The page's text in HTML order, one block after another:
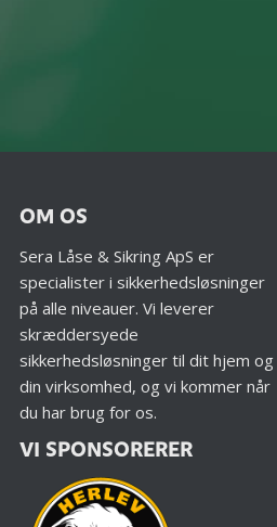
OM OS
​Sera Låse & Sikring ApS er
specialister i sikkerhedsløsninger
på alle niveauer. Vi leverer
skræddersyede
sikkerhedsløsninger til dit hjem og
din virksomhed, og vi kommer når
du har brug for os.
VI SPONSORERER